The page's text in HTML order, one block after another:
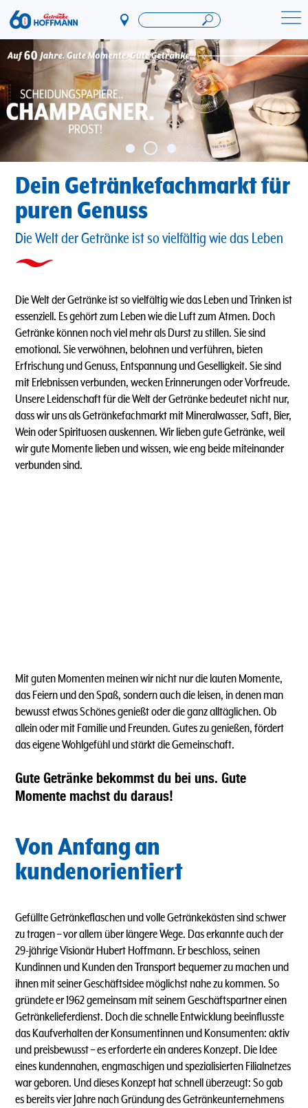
Direkt
zum
Inhalt
Startseite Getränke Hoffmann
Dein Getränkefachmarkt für
puren Genuss
Die Welt der Getränke ist so vielfältig wie das Leben
Die Welt der Getränke ist so vielfältig wie das Leben und Trinken ist
essenziell. Es gehört zum Leben wie die Luft zum Atmen. Doch
Getränke können noch viel mehr als Durst zu stillen. Sie sind
emotional. Sie verwöhnen, belohnen und verführen, bieten
Erfrischung und Genuss, Entspannung und Geselligkeit. Sie sind
mit Erlebnissen verbunden, wecken Erinnerungen oder Vorfreude.
Unsere Leidenschaft für die Welt der Getränke bedeutet nicht nur,
dass wir uns als Getränkefachmarkt mit Mineralwasser, Saft, Bier,
Wein oder Spirituosen auskennen. Wir lieben gute Getränke, weil
wir gute Momente lieben und wissen, wie eng beide miteinander
verbunden sind.
Mit guten Momenten meinen wir nicht nur die lauten Momente,
das Feiern und den Spaß, sondern auch die leisen, in denen man
bewusst etwas Schönes genießt oder die ganz alltäglichen. Ob
allein oder mit Familie und Freunden. Gutes zu genießen, fördert
das eigene Wohlgefühl und stärkt die Gemeinschaft.
Gute Getränke bekommst du bei uns. Gute
Momente machst du daraus!
Von Anfang an
kundenorientiert
Gefüllte Getränkeflaschen und volle Getränkekästen sind schwer
zu tragen – vor allem über längere Wege. Das erkannte auch der
29-jährige Visionär Hubert Hoffmann. Er beschloss, seinen
Kundinnen und Kunden den Transport bequemer zu machen und
ihnen mit seiner Geschäftsidee möglichst nahe zu kommen. So
gründete er 1962 gemeinsam mit seinem Geschäftspartner einen
Getränkelieferdienst. Doch die schnelle Entwicklung beeinflusste
das Kaufverhalten der Konsumentinnen und Konsumenten: aktiv
und preisbewusst – es erforderte ein anderes Konzept. Die Idee
eines kundennahen, engmaschigen und spezialisierten Filialnetzes
war geboren. Und dieses Konzept hat schnell überzeugt: So gab
es bereits vier Jahre nach Gründung des Getränkeunternehmens